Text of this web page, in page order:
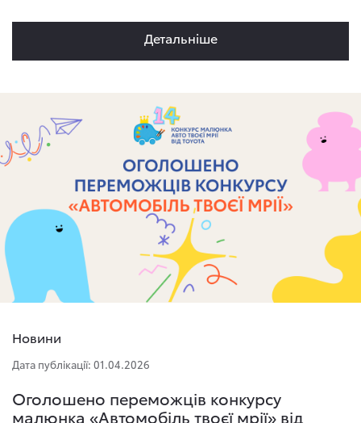
Детальнiше
Новини
Дата публікації: 01.04.2026
Оголошено переможців конкурсу
малюнка «Автомобіль твоєї мрії» від